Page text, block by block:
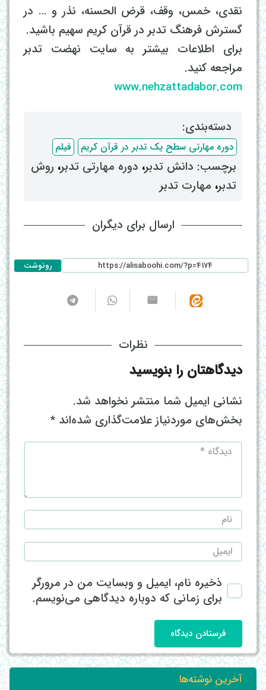
نقدی، خمس، وقف، قرض الحسنه، نذر و … در
گسترش فرهنگ تدبر در قرآن کریم سهیم باشید.
برای اطلاعات بیشتر به سایت نهضت تدبر
مراجعه کنید.
www.nehzattadabor.com
دسته‌بندی: ‌
دوره مهارتی سطح یک تدبر در قرآن کریم فیلم
برچسب: ‌ دانش تدبر، ‌ دوره مهارتی تدبر، ‌ روش
تدبر، ‌ مهارت تدبر
ارسال برای دیگران
رونوشت
نظرات
دیدگاهتان را بنویسید
نشانی ایمیل شما منتشر نخواهد شد.
بخش‌های موردنیاز علامت‌گذاری شده‌اند *
ذخیره نام، ایمیل و وبسایت من در مرورگر
برای زمانی که دوباره دیدگاهی می‌نویسم.
فرستادن دیدگاه
آخرین نوشته‌ها